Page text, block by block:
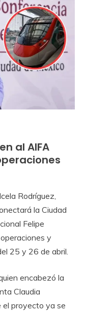
al AIFA
Rodríguez,
la Ciudad
Felipe
y
25 y 26 de abril.
encabezó la
Claudia
el proyecto ya se